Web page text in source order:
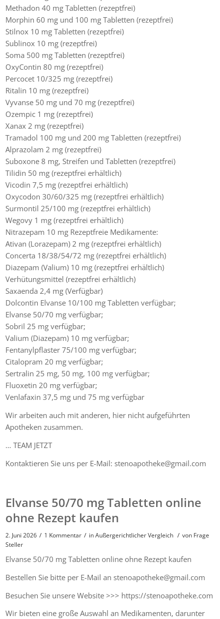
Methadon 40 mg Tabletten (rezeptfrei)
Morphin 60 mg und 100 mg Tabletten (rezeptfrei)
Stilnox 10 mg Tabletten (rezeptfrei)
Sublinox 10 mg (rezeptfrei)
Soma 500 mg Tabletten (rezeptfrei)
OxyContin 80 mg (rezeptfrei)
Percocet 10/325 mg (rezeptfrei)
Ritalin 10 mg (rezeptfrei)
Vyvanse 50 mg und 70 mg (rezeptfrei)
Ozempic 1 mg (rezeptfrei)
Xanax 2 mg (rezeptfrei)
Tramadol 100 mg und 200 mg Tabletten (rezeptfrei)
Alprazolam 2 mg (rezeptfrei)
Suboxone 8 mg, Streifen und Tabletten (rezeptfrei)
Tilidin 50 mg (rezeptfrei erhältlich)
Vicodin 7,5 mg (rezeptfrei erhältlich)
Oxycodon 30/60/325 mg (rezeptfrei erhältlich)
Surmontil 25/100 mg (rezeptfrei erhältlich)
Wegovy 1 mg (rezeptfrei erhältlich)
Nitrazepam 10 mg Rezeptfreie Medikamente:
Ativan (Lorazepam) 2 mg (rezeptfrei erhältlich)
Concerta 18/38/54/72 mg (rezeptfrei erhältlich)
Diazepam (Valium) 10 mg (rezeptfrei erhältlich)
Verhütungsmittel (rezeptfrei erhältlich)
Saxaenda 2,4 mg (Verfügbar)
Dolcontin Elvanse 10/100 mg Tabletten verfügbar;
Elvanse 50/70 mg verfügbar;
Sobril 25 mg verfügbar;
Valium (Diazepam) 10 mg verfügbar;
Fentanylpflaster 75/100 mg verfügbar;
Citalopram 20 mg verfügbar;
Sertralin 25 mg, 50 mg, 100 mg verfügbar;
Fluoxetin 20 mg verfügbar;
Venlafaxin 37,5 mg und 75 mg verfügbar
Wir arbeiten auch mit anderen, hier nicht aufgeführten
Apotheken zusammen.
… TEAM JETZT
Kontaktieren Sie uns per E-Mail: stenoapotheke@gmail.com
Elvanse 50/70 mg Tabletten online
ohne Rezept kaufen
2. Juni 2026 / 1 Kommentar / inAußergerichtlicher Vergleich / von Frage
Steller
Elvanse 50/70 mg Tabletten online ohne Rezept kaufen
Bestellen Sie bitte per E-Mail an stenoapotheke@gmail.com
Besuchen Sie unsere Website >>> https://stenoapotheke.com
Wir bieten eine große Auswahl an Medikamenten, darunter